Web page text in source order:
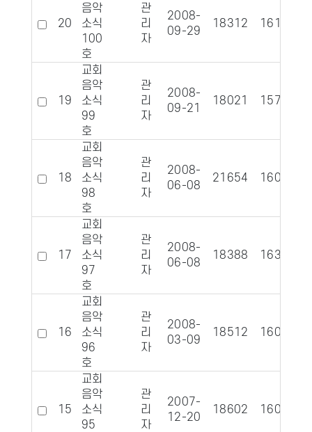
20
음악
소식
100
호
관
리
자
2008-
09-29
18312 1619
19
교회
음악
소식
99
호
관
리
자
2008-
09-21
18021 1573
18
교회
음악
소식
98
호
관
리
자
2008-
06-08
21654 1606
17
교회
음악
소식
97
호
관
리
자
2008-
06-08
18388 1630
16
교회
음악
소식
96
호
관
리
자
2008-
03-09
18512 1600
15
교회
음악
소식
95
관
리
자
2007-
12-20
18602 1608